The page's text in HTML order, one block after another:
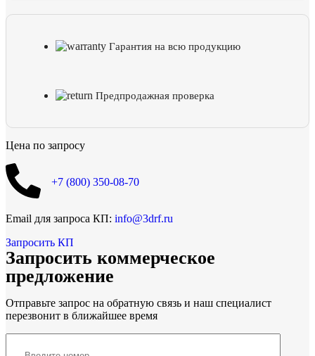
Гарантия на всю продукцию
Предпродажная проверка
Цена по запросу
+7 (800) 350-08-70
Email для запроса КП: info@3drf.ru
Запросить КП
Запросить коммерческое
предложение
Отправьте запрос на обратную связь и наш специалист
перезвонит в ближайшее время